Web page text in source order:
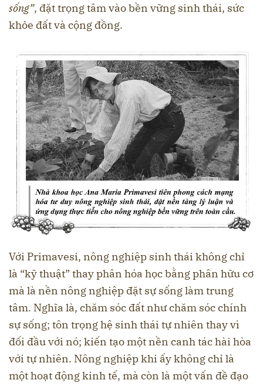
sống”, đặt trọng tâm vào bền vững sinh thái, sức
khỏe đất và cộng đồng.
Với Primavesi, nông nghiệp sinh thái không chỉ
là “kỹ thuật” thay phân hóa học bằng phân hữu cơ
mà là nền nông nghiệp đặt sự sống làm trung
tâm. Nghĩa là, chăm sóc đất như chăm sóc chính
sự sống; tôn trọng hệ sinh thái tự nhiên thay vì
đối đầu với nó; kiến tạo một nền canh tác hài hòa
với tự nhiên. Nông nghiệp khi ấy không chỉ là
một hoạt động kinh tế, mà còn là một vấn đề đạo